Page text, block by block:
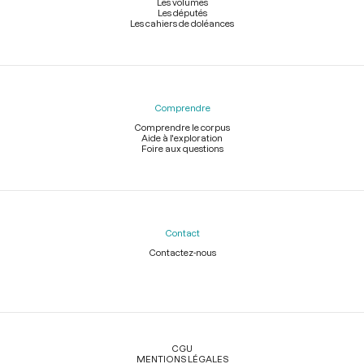
Les députés
Les cahiers de doléances
Comprendre
Comprendre le corpus
Aide à l'exploration
Foire aux questions
Contact
Contactez-nous
Légal
CGU
MENTIONS LÉGALES